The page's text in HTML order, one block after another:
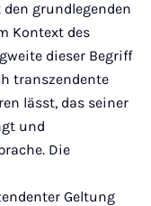
grundlegenden
Kontext des
dieser Begriff
transzendente
lässt, das seiner
und
Die
Geltung